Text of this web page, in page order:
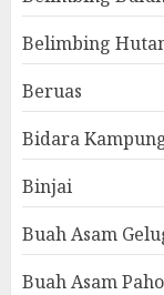
Belimbing
Beruas
Bidara
Binjai
Buah Asam
Buah Asam